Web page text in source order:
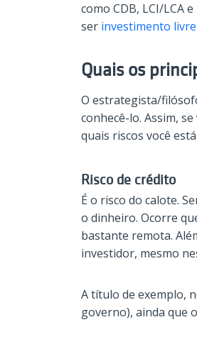
como CDB, LCI/LCA
ser investimento
Quais os
O estrategista/
conhecê-lo. Assim,
quais riscos você
Risco de crédito
É o risco do calote.
o dinheiro. Ocorre
bastante remota.
investidor, mesmo
A título de exemplo,
governo), ainda que